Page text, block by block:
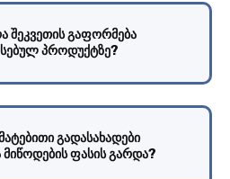
შეკვეთის გაფორმება
პროდუქტზე?
გადასახადები
ფასის გარდა?